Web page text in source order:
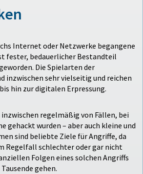
Internet oder Netzwerke begangene
fester, bedauerlicher Bestandteil
Die Spielarten der
inzwischen sehr vielseitig und reichen
hin zur digitalen Erpressung.
regelmäßig von Fällen, bei
gehackt wurden – aber auch kleine und
sind beliebte Ziele für Angriffe, da
Regelfall schlechter oder gar nicht
Folgen eines solchen Angriffs
gehen.